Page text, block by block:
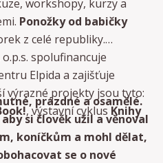
workshopy, kurzy a
Ponožky od babičky
z celé republiky.
spolufinancuje
Elpida a zajišťuje
výrazné projekty jsou tyto:
, výstavní cyklus Knihy
prázdné a osamělé.
si člověk užil a věnoval
koníčkům a mohl dělat,
se o nové